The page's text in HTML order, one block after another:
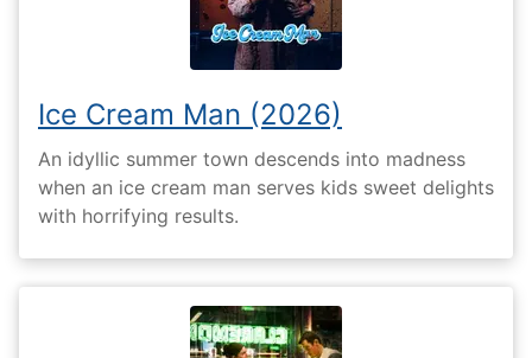
Ice Cream Man (2026)
An idyllic summer town descends into madness
when an ice cream man serves kids sweet delights
with horrifying results.